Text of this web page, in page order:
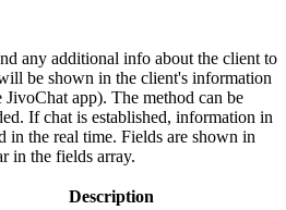
any additional info about the client to
be shown in the client's information
app). The method can be
If chat is established, information in
in the real time. Fields are shown in
in the fields array.
Description